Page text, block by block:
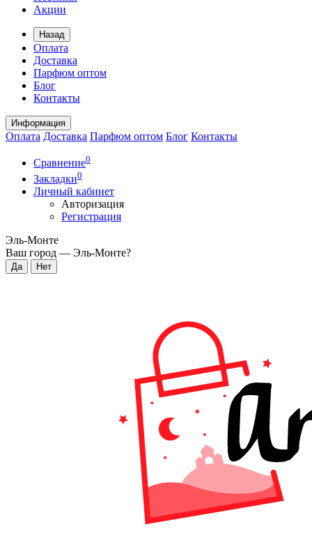
Акции
Назад
Оплата
Доставка
Парфюм оптом
Блог
Контакты
Информация
Оплата Доставка Парфюм оптом Блог Контакты
Сравнение0
Закладки0
Личный кабинет
Авторизация
Регистрация
Эль-Монте
Ваш город — Эль-Монте?